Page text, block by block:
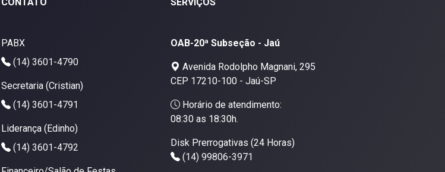
CONTATO
PABX
(14) 3601-4790
Secretaria (Cristian)
(14) 3601-4791
Liderança (Edinho)
(14) 3601-4792
SERVIÇOS
OAB-20ª Subseção - Jaú
Avenida Rodolpho Magnani, 295
CEP 17210-100 - Jaú-SP
Horário de atendimento:
08:30 as 18:30h.
Disk Prerrogativas (24 Horas)
(14) 99806-3971